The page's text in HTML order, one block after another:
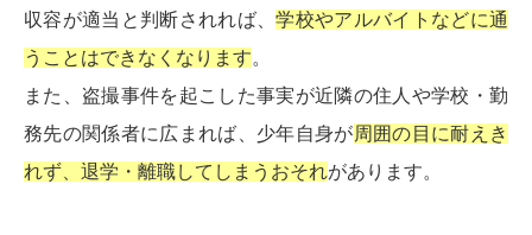
収容が適当と判断されれば、学校やアルバイトなどに通
うことはできなくなります。
また、盗撮事件を起こした事実が近隣の住人や学校・勤
務先の関係者に広まれば、少年自身が周囲の目に耐えき
れず、退学・離職してしまうおそれがあります。